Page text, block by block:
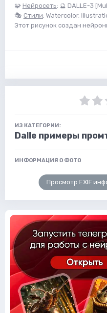
🧩 Нейросеть: 🔮 DALLE-3
🎭 Стили: Watercolor,
Этот рисунок создан
ИЗ КАТЕГОРИИ:
Dalle примеры
ИНФОРМАЦИЯ О ФОТО
Просмотр EXIF